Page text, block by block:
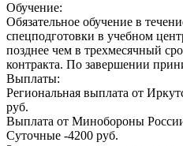
Обучение:
Обязательное обучение в
спецподготовки в учебном
позднее чем в трехмесячный
контракта. По завершении
Выплаты:
Региональная выплата от
руб.
Выплата от Минобороны
Суточные -4200 руб.